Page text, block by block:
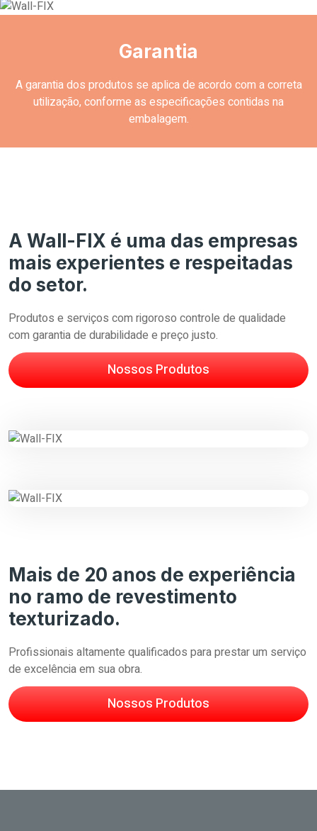
Garantia
A garantia dos produtos se aplica de acordo com a correta
utilização, conforme as especificações contidas na
embalagem.
A Wall-FIX é uma das empresas
mais experientes e respeitadas
do setor.
Produtos e serviços com rigoroso controle de qualidade
com garantia de durabilidade e preço justo.
Nossos Produtos
Mais de 20 anos de experiência
no ramo de revestimento
texturizado.
Profissionais altamente qualificados para prestar um serviço
de excelência em sua obra.
Nossos Produtos